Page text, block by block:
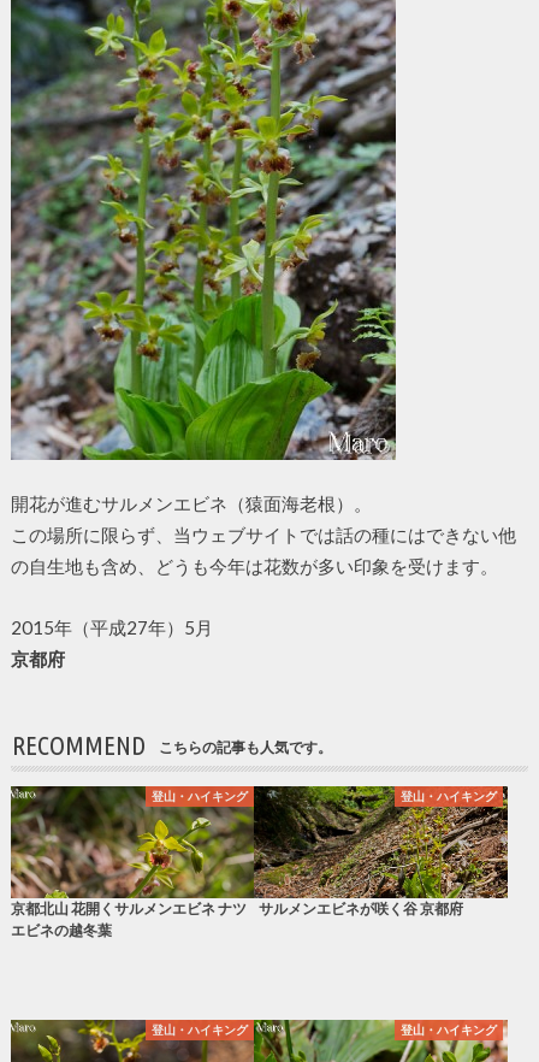
開花が進むサルメンエビネ（猿面海老根）。
この場所に限らず、当ウェブサイトでは話の種にはできない他
の自生地も含め、どうも今年は花数が多い印象を受けます。
2015年（平成27年）5月
京都府
RECOMMEND こちらの記事も人気です。
登山・ハイキング
京都北山 花開くサルメンエビネ ナツ
エビネの越冬葉
登山・ハイキング
サルメンエビネが咲く谷 京都府
登山・ハイキング 登山・ハイキング